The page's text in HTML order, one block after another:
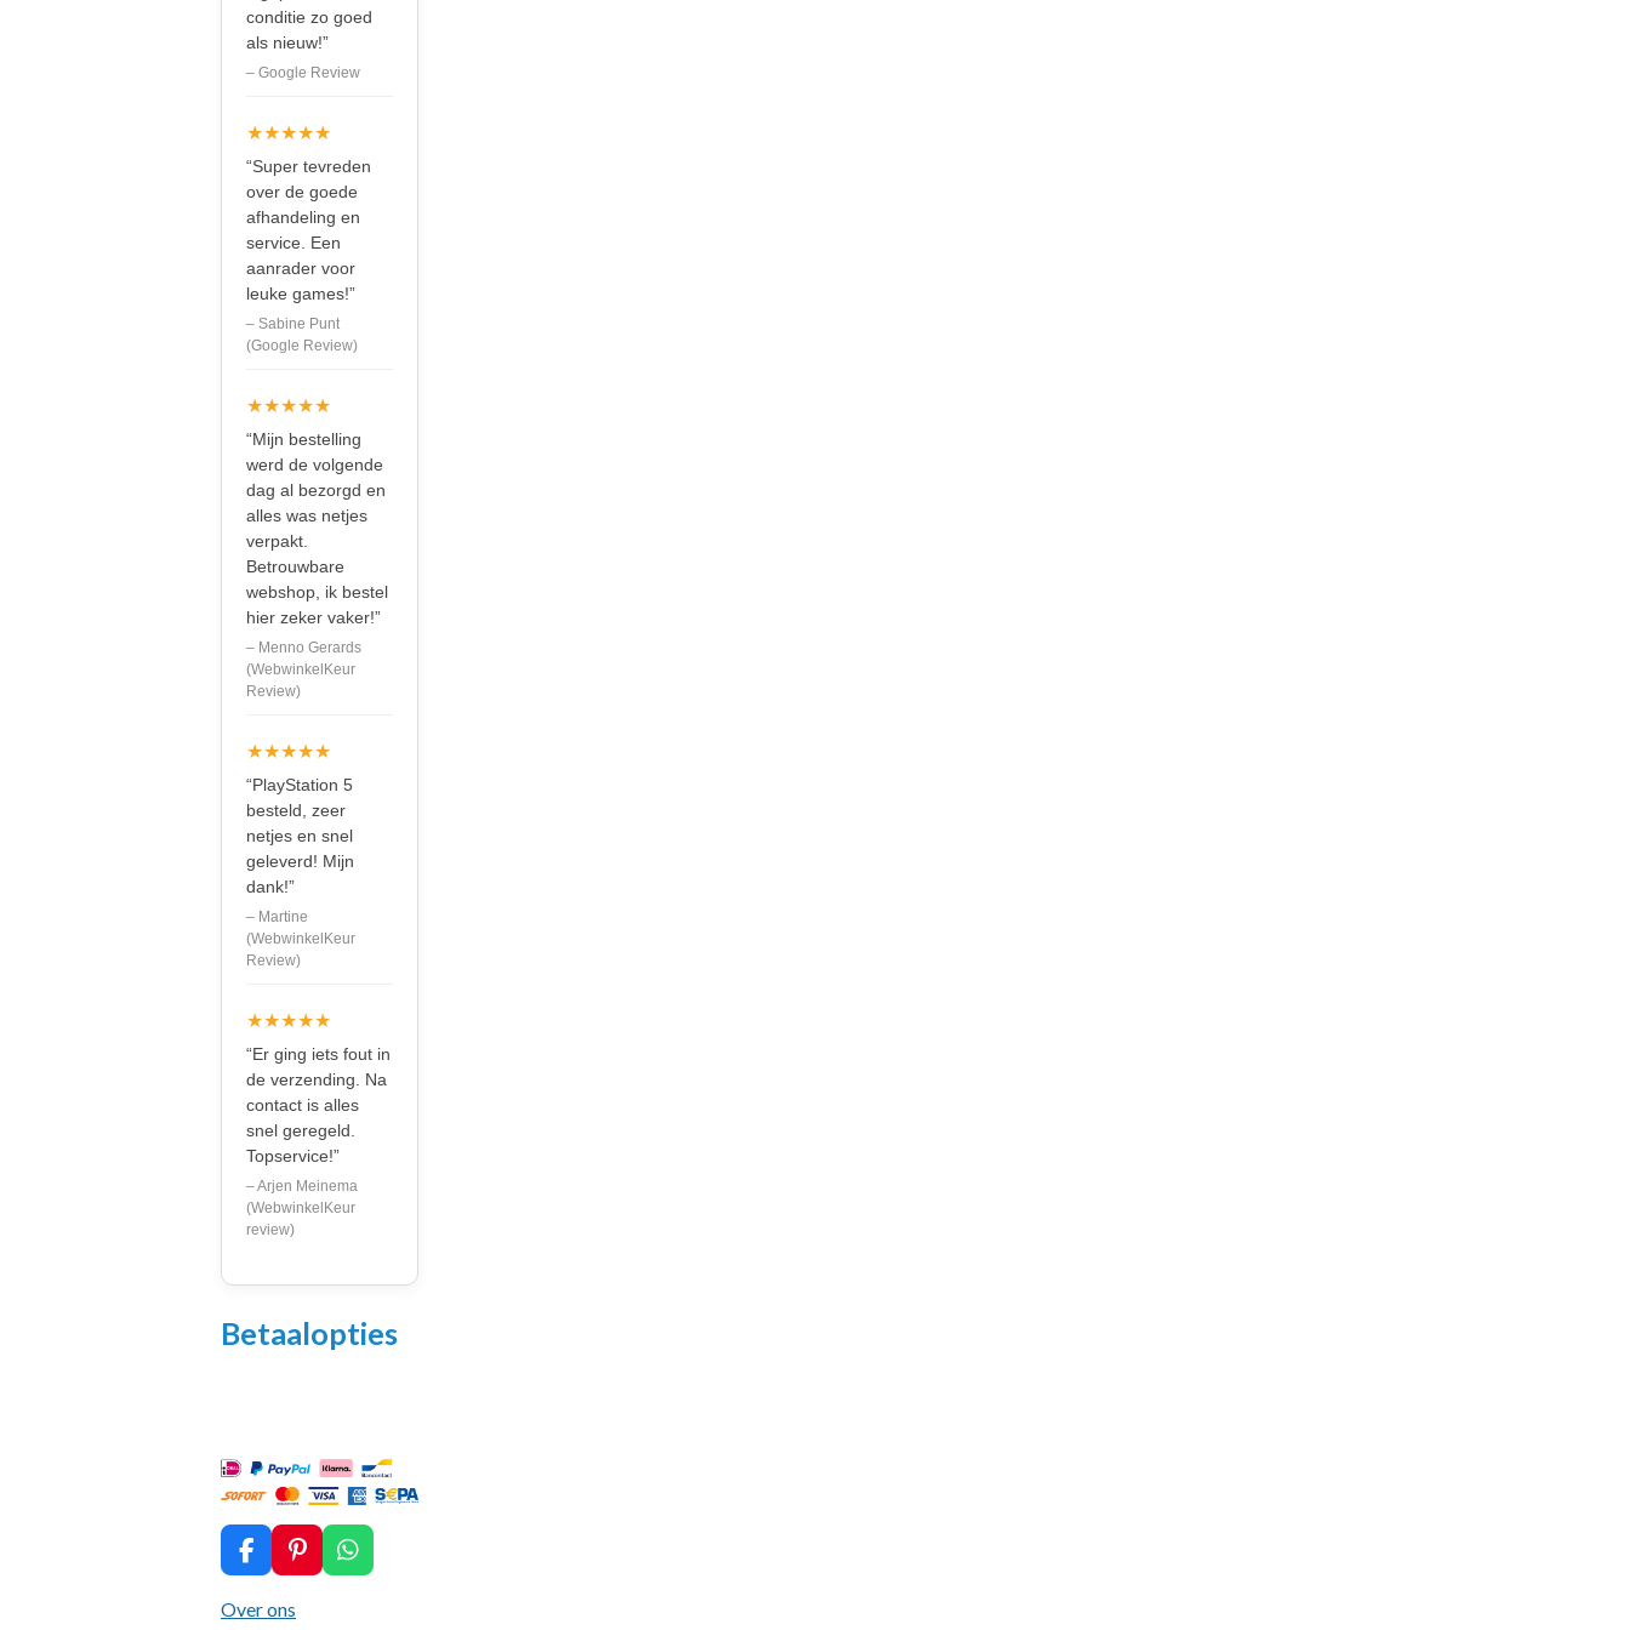
conditie zo goed
als nieuw!”
– Google Review
★★★★★
“Super tevreden
over de goede
afhandeling en
service. Een
aanrader voor
leuke games!”
– Sabine Punt
(Google Review)
★★★★★
“Mijn bestelling
werd de volgende
dag al bezorgd en
alles was netjes
verpakt.
Betrouwbare
webshop, ik bestel
hier zeker vaker!”
– Menno Gerards
(WebwinkelKeur
Review)
★★★★★
“PlayStation 5
besteld, zeer
netjes en snel
geleverd! Mijn
dank!”
– Martine
(WebwinkelKeur
Review)
★★★★★
“Er ging iets fout in
de verzending. Na
contact is alles
snel geregeld.
Topservice!”
– Arjen Meinema
(WebwinkelKeur
review)
Betaalopties
F
a
c
P
i
W
h
Over ons